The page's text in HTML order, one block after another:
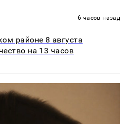
6 часов назад
районе 8 августа
на 13 часов